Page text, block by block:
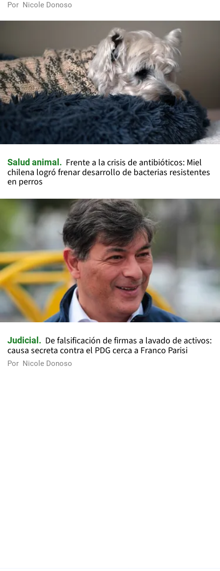
Por Nicole Donoso
Salud animal
Frente a la crisis de antibióticos: Miel
chilena logró frenar desarrollo de bacterias resistentes
en perros
Judicial
De falsificación de firmas a lavado de activos:
causa secreta contra el PDG cerca a Franco Parisi
Por Nicole Donoso